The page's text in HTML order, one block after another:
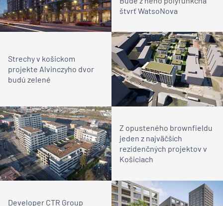
štvrť WatsoNova
Strechy v košickom
projekte Alvinczyho dvor
budú zelené
Z opusteného brownfieldu
jeden z najväčších
rezidenčných projektov v
Košiciach
Developer CTR Group